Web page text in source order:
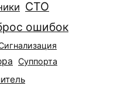
СТО
ошибок
Суппорта